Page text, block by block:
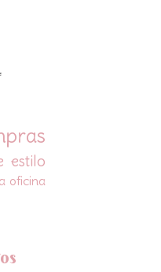
estilo
oficina